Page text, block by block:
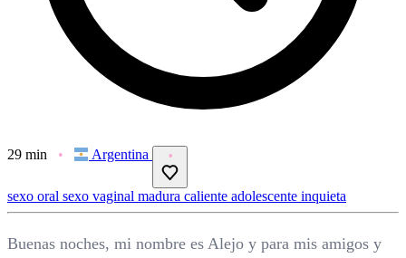
29 min Argentina
sexo oral sexo vaginal madura caliente adolescente inquieta
Buenas noches, mi nombre es Alejo y para mis amigos y